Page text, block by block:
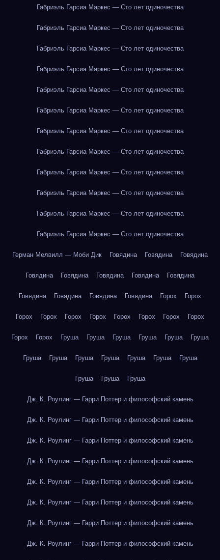
Габриэль Гарсиа Маркес — Сто лет одиночества
Габриэль Гарсиа Маркес — Сто лет одиночества
Габриэль Гарсиа Маркес — Сто лет одиночества
Габриэль Гарсиа Маркес — Сто лет одиночества
Габриэль Гарсиа Маркес — Сто лет одиночества
Габриэль Гарсиа Маркес — Сто лет одиночества
Габриэль Гарсиа Маркес — Сто лет одиночества
Габриэль Гарсиа Маркес — Сто лет одиночества
Габриэль Гарсиа Маркес — Сто лет одиночества
Габриэль Гарсиа Маркес — Сто лет одиночества
Габриэль Гарсиа Маркес — Сто лет одиночества
Габриэль Гарсиа Маркес — Сто лет одиночества
Герман Мелвилл — Моби Дик Говядина Говядина Говядина
Говядина Говядина Говядина Говядина Говядина
Говядина Говядина Говядина Говядина Горох Горох
Горох Горох Горох Горох Горох Горох Горох Горох
Горох Горох Груша Груша Груша Груша Груша Груша
Груша Груша Груша Груша Груша Груша Груша
Груша Груша Груша
Дж. К. Роулинг — Гарри Поттер и философский камень
Дж. К. Роулинг — Гарри Поттер и философский камень
Дж. К. Роулинг — Гарри Поттер и философский камень
Дж. К. Роулинг — Гарри Поттер и философский камень
Дж. К. Роулинг — Гарри Поттер и философский камень
Дж. К. Роулинг — Гарри Поттер и философский камень
Дж. К. Роулинг — Гарри Поттер и философский камень
Дж. К. Роулинг — Гарри Поттер и философский камень